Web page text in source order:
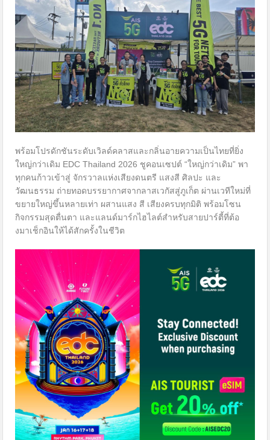
พร้อมโปรดักชันระดับเวิลด์คลาสและกลิ่นอายความเป็นไทยที่ยิ่ง
ใหญ่กว่าเดิม EDC Thailand 2026 ชูคอนเซปต์ “ใหญ่กว่าเดิม” พา
ทุกคนก้าวเข้าสู่ จักรวาลแห่งเสียงดนตรี แสงสี ศิลปะ และ
วัฒนธรรม ถ่ายทอดบรรยากาศจากลาสเวกัสสู่ภูเก็ต ผ่านเวทีใหม่ที่
ขยายใหญ่ขึ้นหลายเท่า ผสานแสง สี เสียงครบทุกมิติ พร้อมโซน
กิจกรรมสุดตื่นตา และแลนด์มาร์กไฮไลต์สำหรับสายปาร์ตี้ที่ต้อ
งมาเช็กอินให้ได้สักครั้งในชีวิต